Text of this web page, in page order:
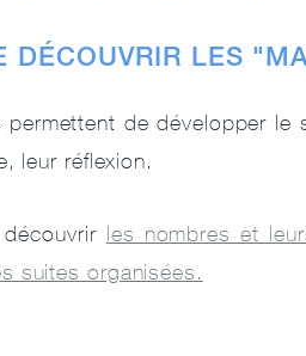
DÉCOUVRIR LES
de développer
leur réflexion.
les nombres et
suites organisées.